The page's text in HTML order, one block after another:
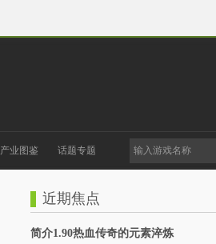
产业图鉴 话题专题
近期焦点
简介1.90热血传奇的元素淬炼